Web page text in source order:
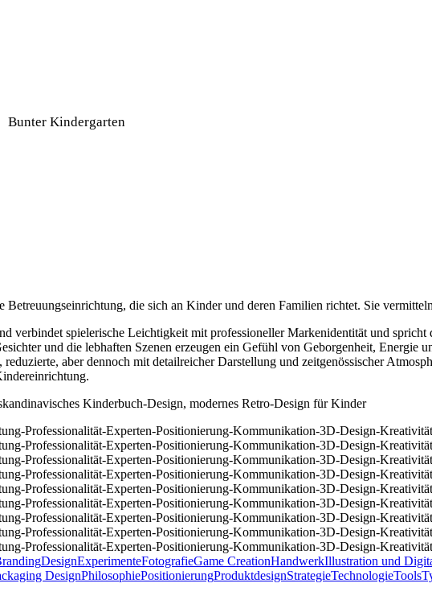
Bunter Kindergarten
Betreuungseinrichtung, die sich an Kinder und deren Familien richtet. Sie
verbindet spielerische Leichtigkeit mit professioneller Markenidentität und
und die lebhaften Szenen erzeugen ein Gefühl von Geborgenheit, Energie
aber dennoch mit detailreicher Darstellung und zeitgenössischer
Kinderbuch-Design, modernes Retro-Design für Kinder
DesignExperimenteFotografieGame CreationHandwerkIllustration und
DesignPhilosophiePositionierungProduktdesignStrategieTechnologieTools